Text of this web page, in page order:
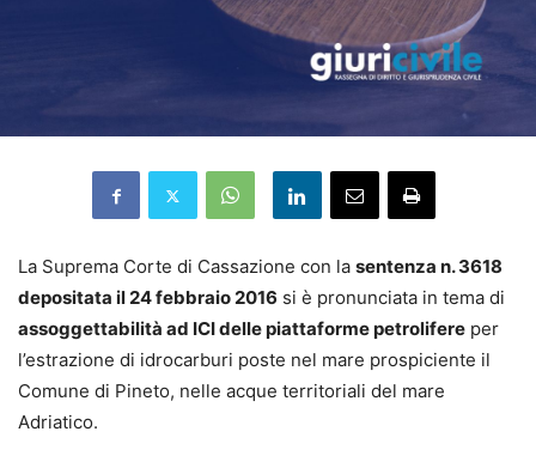
La Suprema Corte di Cassazione con la sentenza n. 3618
depositata il 24 febbraio 2016 si è pronunciata in tema di
assoggettabilità ad ICI delle piattaforme petrolifere per
l’estrazione di idrocarburi poste nel mare prospiciente il
Comune di Pineto, nelle acque territoriali del mare
Adriatico.